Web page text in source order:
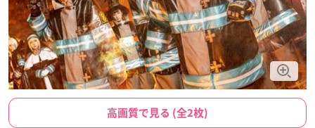
高画質で見る (全2枚)